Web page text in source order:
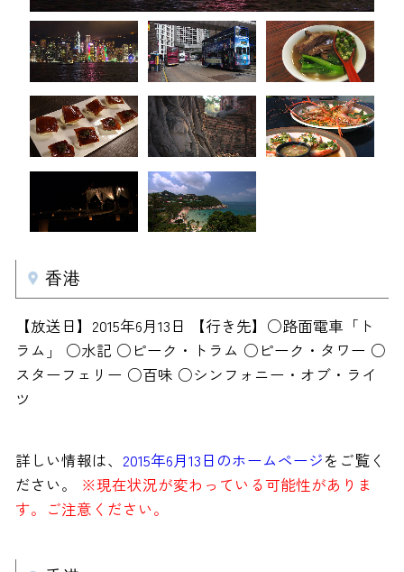
香港
【放送日】2015年6月13日 【行き先】○路面電車「ト
ラム」 ○水記 ○ピーク・トラム ○ピーク・タワー ○
スターフェリー ○百味 ○シンフォニー・オブ・ライ
ツ
詳しい情報は、 2015年6月13日のホームページをご覧く
ださい。
※現在状況が変わっている可能性がありま
す。ご注意ください。